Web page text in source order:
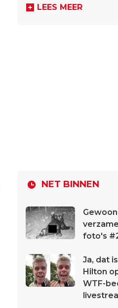
LEES MEER
NET BINNEN
foto's
Ja, dat
Hilton
WTF-